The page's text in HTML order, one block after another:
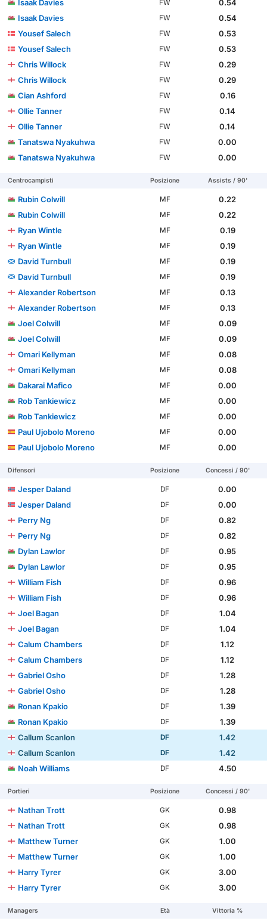
Isaak Davies FW
0.54
Isaak Davies
FW
0.54
Yousef Salech
FW
0.53
Yousef Salech
FW
0.53
Chris Willock
FW
0.29
Chris Willock
FW
0.29
Cian Ashford
FW
0.16
Ollie Tanner
FW
0.14
Ollie Tanner
FW
0.14
Tanatswa Nyakuhwa
FW
0.00
Tanatswa Nyakuhwa
FW 0.00
Centrocampisti Posizione Assists / 90'
Rubin Colwill MF
0.22
Rubin Colwill
MF
0.22
Ryan Wintle
MF
0.19
Ryan Wintle
MF
0.19
David Turnbull
MF
0.19
David Turnbull
MF
0.19
Alexander Robertson
MF
0.13
Alexander Robertson
MF
0.13
Joel Colwill
MF
0.09
Joel Colwill
MF
0.09
Omari Kellyman
MF
0.08
Omari Kellyman
MF
0.08
Dakarai Mafico
MF
0.00
Rob Tankiewicz
MF
0.00
Rob Tankiewicz
MF
0.00
Paul Ujobolo Moreno
MF
0.00
Paul Ujobolo Moreno
MF 0.00
Difensori Posizione Concessi / 90'
Jesper Daland DF
0.00
Jesper Daland
DF
0.00
Perry Ng
DF
0.82
Perry Ng
DF
0.82
Dylan Lawlor
DF
0.95
Dylan Lawlor
DF
0.95
William Fish
DF
0.96
William Fish
DF
0.96
Joel Bagan
DF
1.04
Joel Bagan
DF
1.04
Calum Chambers
DF
1.12
Calum Chambers
DF
1.12
Gabriel Osho
DF
1.28
Gabriel Osho
DF
1.28
Ronan Kpakio
DF
1.39
Ronan Kpakio
DF
1.39
Callum Scanlon
DF
1.42
Callum Scanlon
DF
1.42
Noah Williams
DF 4.50
Portieri Posizione Concessi / 90'
Nathan Trott GK
0.98
Nathan Trott
GK
0.98
Matthew Turner
GK
1.00
Matthew Turner
GK
1.00
Harry Tyrer
GK
3.00
Harry Tyrer
GK 3.00
Managers Età Vittoria %